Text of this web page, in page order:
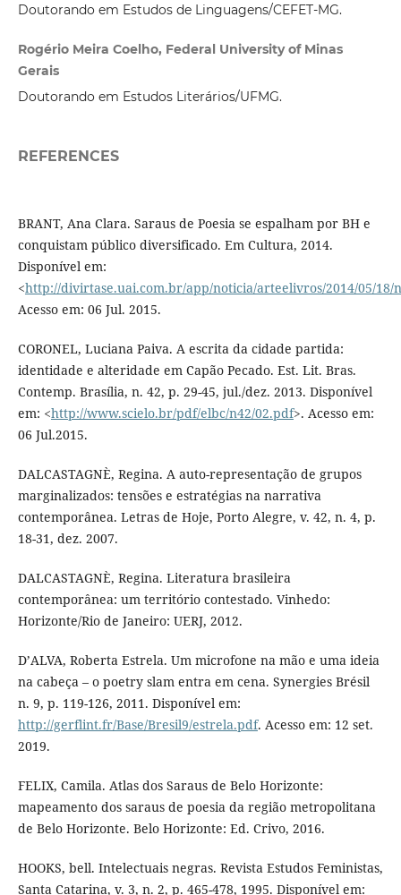
Doutorando em Estudos de Linguagens/CEFET-MG.
Rogério Meira Coelho, Federal University of Minas
Gerais
Doutorando em Estudos Literários/UFMG.
REFERENCES
BRANT, Ana Clara. Saraus de Poesia se espalham por BH e
conquistam público diversificado. Em Cultura, 2014.
Disponível em:
<http://divirtase.uai.com.br/app/noticia/arteelivros/2014/05/18/
Acesso em: 06 Jul. 2015.
CORONEL, Luciana Paiva. A escrita da cidade partida:
identidade e alteridade em Capão Pecado. Est. Lit. Bras.
Contemp. Brasília, n. 42, p. 29-45, jul./dez. 2013. Disponível
em: <http://www.scielo.br/pdf/elbc/n42/02.pdf>. Acesso em:
06 Jul.2015.
DALCASTAGNÈ, Regina. A auto-representação de grupos
marginalizados: tensões e estratégias na narrativa
contemporânea. Letras de Hoje, Porto Alegre, v. 42, n. 4, p.
18-31, dez. 2007.
DALCASTAGNÈ, Regina. Literatura brasileira
contemporânea: um território contestado. Vinhedo:
Horizonte/Rio de Janeiro: UERJ, 2012.
D’ALVA, Roberta Estrela. Um microfone na mão e uma ideia
na cabeça – o poetry slam entra em cena. Synergies Brésil
n. 9, p. 119-126, 2011. Disponível em:
http://gerflint.fr/Base/Bresil9/estrela.pdf. Acesso em: 12 set.
2019.
FELIX, Camila. Atlas dos Saraus de Belo Horizonte:
mapeamento dos saraus de poesia da região metropolitana
de Belo Horizonte. Belo Horizonte: Ed. Crivo, 2016.
HOOKS, bell. Intelectuais negras. Revista Estudos Feministas,
Santa Catarina, v. 3, n. 2, p. 465-478, 1995. Disponível em: